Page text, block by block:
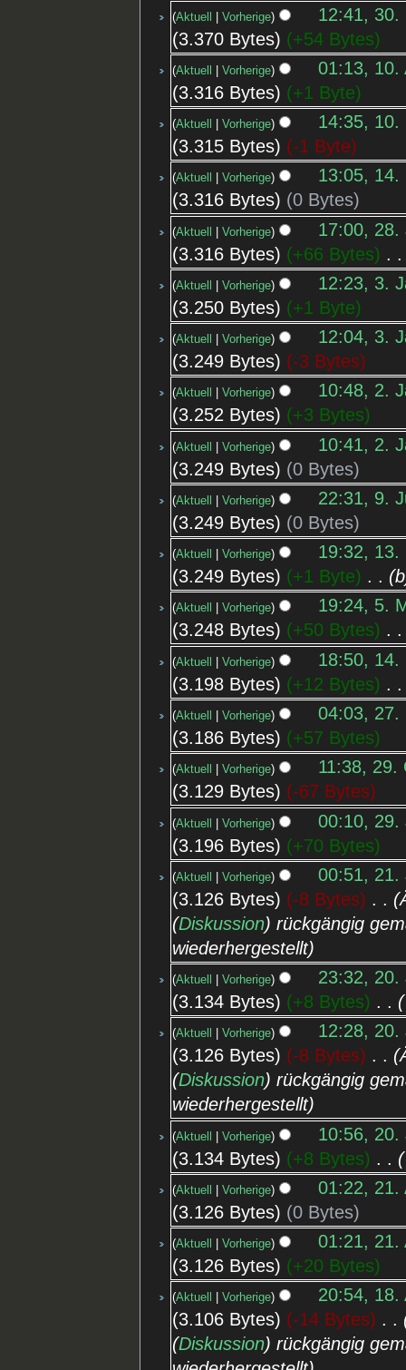
Aktuell Vorherige
12:41, 30.
3.370 Bytes
+54 Bytes
Aktuell Vorherige
01:13, 10.
3.316 Bytes
+1 Byte
Aktuell Vorherige
14:35, 10.
3.315 Bytes
-1 Byte
Aktuell Vorherige
13:05, 14.
3.316 Bytes
0 Bytes
Aktuell Vorherige
17:00, 28.
3.316 Bytes
+66 Bytes
Aktuell Vorherige
12:23, 3.
3.250 Bytes
+1 Byte
Aktuell Vorherige
12:04, 3.
3.249 Bytes
-3 Bytes
Aktuell Vorherige
10:48, 2.
3.252 Bytes
+3 Bytes
Aktuell Vorherige
10:41, 2.
3.249 Bytes
0 Bytes
Aktuell Vorherige
22:31, 9.
3.249 Bytes
0 Bytes
Aktuell Vorherige
19:32, 13.
3.249 Bytes
+1 Byte b
Aktuell Vorherige
19:24, 5.
3.248 Bytes
+50 Bytes
Aktuell Vorherige
18:50, 14.
3.198 Bytes
+12 Bytes
Aktuell Vorherige
04:03, 27.
3.186 Bytes
+57 Bytes
Aktuell Vorherige
11:38, 29.
3.129 Bytes
-67 Bytes
Aktuell Vorherige
00:10, 29.
3.196 Bytes
+70 Bytes
Aktuell Vorherige
00:51, 21.
3.126 Bytes
-8 Bytes
(Diskussion) rückgängig
wiederhergestellt
Aktuell Vorherige
23:32, 20.
3.134 Bytes
+8 Bytes
Aktuell Vorherige
12:28, 20.
3.126 Bytes
-8 Bytes
(Diskussion) rückgängig
wiederhergestellt
Aktuell Vorherige
10:56, 20.
3.134 Bytes
+8 Bytes
Aktuell Vorherige
01:22, 21.
3.126 Bytes
0 Bytes
Aktuell Vorherige
01:21, 21.
3.126 Bytes
+20 Bytes
Aktuell Vorherige
20:54, 18.
3.106 Bytes
-14 Bytes
(Diskussion) rückgängig